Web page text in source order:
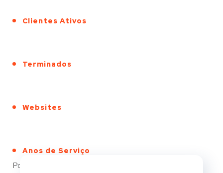
Clientes Ativos
Terminados
Websites
Anos de Serviço
Portfólio